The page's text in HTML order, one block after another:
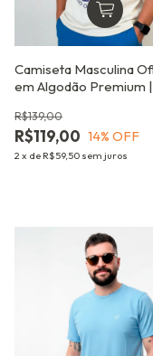
Camiseta Masculina
em Algodão Premium |
R$119,00
R$139,00
14% OFF
2 x de R$59,50 sem juros